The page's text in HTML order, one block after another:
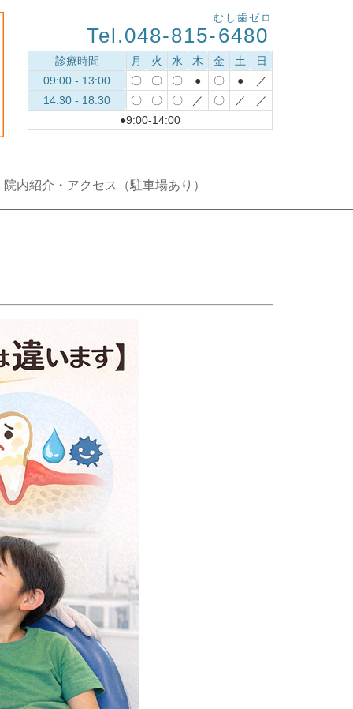
Tel.048-815-6480
むし歯ゼロ
診療時間 月 火 水 木 金 土
日
09:00 - 13:00
〇 〇 〇 ● 〇 ●
／
14:30 - 18:30
〇 〇 〇 ／ 〇 ／
／
●9:00-14:00
院内紹介・アクセス（駐車場あり）